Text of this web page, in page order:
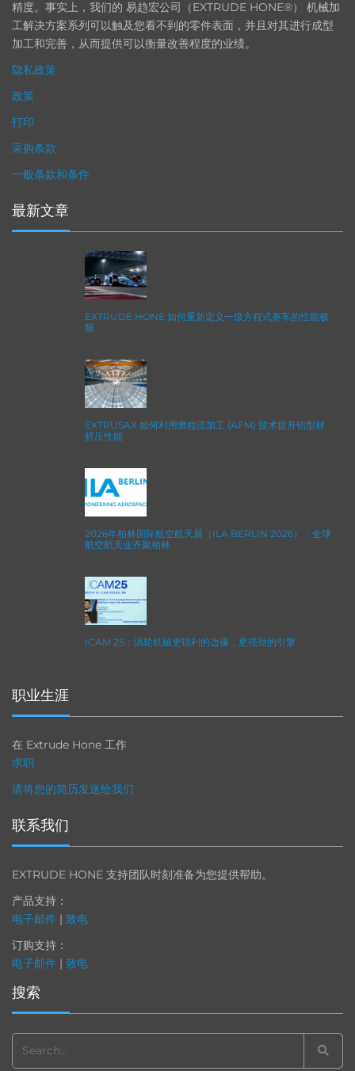
精度。事实上，我们的 易趋宏公司（EXTRUDE HONE®） 机械加
工解决方案系列可以触及您看不到的零件表面，并且对其进行成型
加工和完善，从而提供可以衡量改善程度的业绩。
隐私政策
政策
打印
采购条款
一般条款和条件
最新文章
EXTRUDE HONE 如何重新定义一级方程式赛车的性能极
限
EXTRUSAX 如何利用磨粒流加工 (AFM) 技术提升铝型材
挤压性能
2026年柏林国际航空航天展（ILA BERLIN 2026）：全球
航空航天业齐聚柏林
ICAM 25：涡轮机械更锐利的边缘，更强劲的引擎
职业生涯
在 Extrude Hone 工作
求职
请将您的简历发送给我们
联系我们
EXTRUDE HONE 支持团队时刻准备为您提供帮助。
产品支持：
电子邮件 | 致电
订购支持：
电子邮件 | 致电
搜索
Search
for: